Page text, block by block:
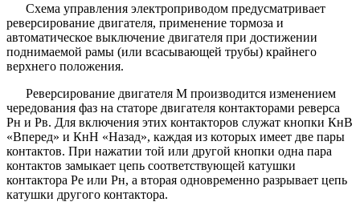
Схема управления электроприводом предусматривает
реверсирование двигателя, применение тормоза и
автоматическое выключение двигателя при достижении
поднимаемой рамы (или всасывающей трубы) крайнего
верхнего положения.
Реверсирование двигателя М производится изменением
чередования фаз на статоре двигателя контакторами реверса
Рн и Рв. Для включения этих контакторов служат кнопки КнВ
«Вперед» и КнН «Назад», каждая из которых имеет две пары
контактов. При нажатии той или другой кнопки одна пара
контактов замыкает цепь соответствующей катушки
контактора Ре или Рн, а вторая одновременно разрывает цепь
катушки другого контактора.